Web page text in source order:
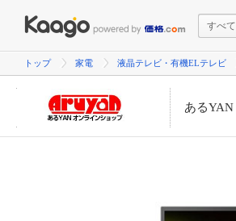
すべて
トップ 家電 液晶テレビ・有機ELテレビ
あるYAN